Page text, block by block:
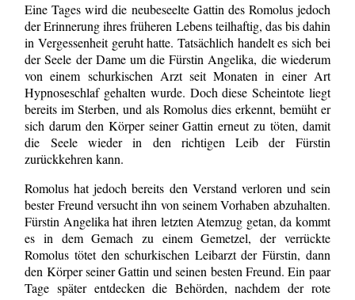
Eine Tages wird die neubeseelte Gattin des Romolus jedoch
der Erinnerung ihres früheren Lebens teilhaftig, das bis dahin
in Vergessenheit geruht hatte. Tatsächlich handelt es sich bei
der Seele der Dame um die Fürstin Angelika, die wiederum
von einem schurkischen Arzt seit Monaten in einer Art
Hypnoseschlaf gehalten wurde. Doch diese Scheintote liegt
bereits im Sterben, und als Romolus dies erkennt, bemüht er
sich darum den Körper seiner Gattin erneut zu töten, damit
die Seele wieder in den richtigen Leib der Fürstin
zurückkehren kann.
Romolus hat jedoch bereits den Verstand verloren und sein
bester Freund versucht ihn von seinem Vorhaben abzuhalten.
Fürstin Angelika hat ihren letzten Atemzug getan, da kommt
es in dem Gemach zu einem Gemetzel, der verrückte
Romolus tötet den schurkischen Leibarzt der Fürstin, dann
den Körper seiner Gattin und seinen besten Freund. Ein paar
Tage später entdecken die Behörden, nachdem der rote